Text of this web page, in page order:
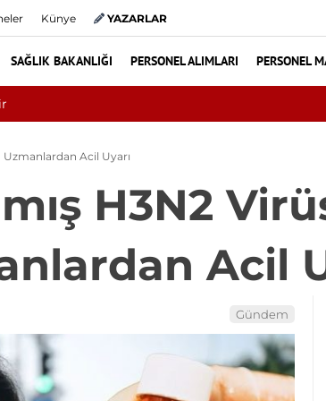
Künye YAZARLAR
SAĞLIK BAKANLIĞI PERSONEL ALIMLARI PERSONEL
oksijen tedavisinden yararlandı
Acil Uyarı
H3N2
Acil
Gündem